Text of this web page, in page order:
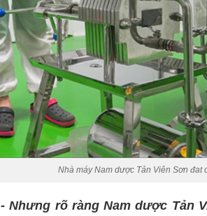
Nhà máy Nam dược Tản Viên Sơn đat
-Nhưng rõ ràng Nam dược Tản